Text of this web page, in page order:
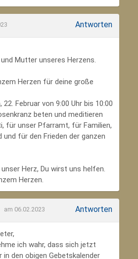
Antworten
Mutter unseres Herzens.
Herzen für deine große
Februar von 9:00 Uhr bis 10:00
beten und meditieren
für unser Pfarramt, für Familien,
für den Frieden der ganzen
Herz, Du wirst uns helfen.
Herzen.
am 06.02.2023 Antworten
ich wahr, dass sich jetzt
den obigen Gebetskalender